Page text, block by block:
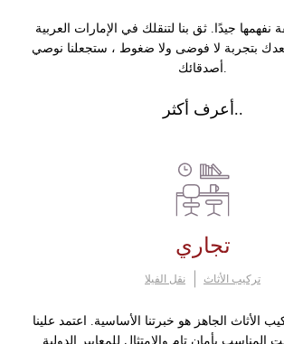
جيدًا. ثق بنا لتنقلك في الإمارات العربية
نعدك بتجربة لا فوضى ولا ضغوط ، ستجعلنا نوصي
أعرف أكثر..
تجاري
نقل الفيلا تركيب الأثاث
الأثاث الجاهز هو خبرتنا الأساسية. اعتمد علينا